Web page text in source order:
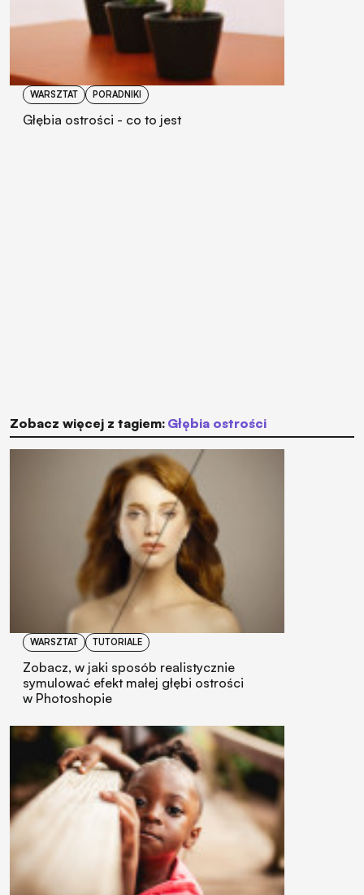
WARSZTAT PORADNIKI
Głębia ostrości - co to jest
Zobacz więcej z tagiem: głębia ostrości
WARSZTAT TUTORIALE
Zobacz, w jaki sposób realistycznie
symulować efekt małej głębi ostrości
w Photoshopie